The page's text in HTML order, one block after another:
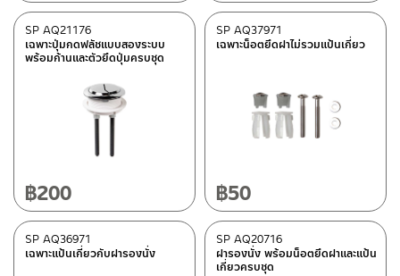
หมวดสินค้า
Rasland-AQ2
เฉพาะปุ่มกดฟลัชแบบสองระบบ
พร้อมก้านและตัวยึดปุ่มครบชุด
SP AQ21176
฿200
เฉพาะน็อตยึดฝาไม่รวมแป้นเกี่ยว
SP AQ37971
฿50
เฉพาะแป้นเกี่ยวกับฝารองนั่ง
SP AQ36971
ฝารองนั่ง พร้อมน็อตยึดฝาและแป้น
เกี่ยวครบชุด
SP AQ20716